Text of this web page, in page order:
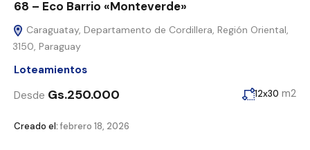
68 – Eco Barrio «Monteverde»
Caraguatay, Departamento de Cordillera, Región Oriental,
3150, Paraguay
Loteamientos
Desde Gs.250.000 12x30 m2
Creado el:febrero 18, 2026